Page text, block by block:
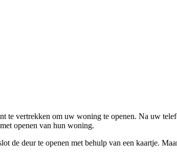
te vertrekken om uw woning te openen. Na uw
openen van hun woning.
de deur te openen met behulp van een kaartje.